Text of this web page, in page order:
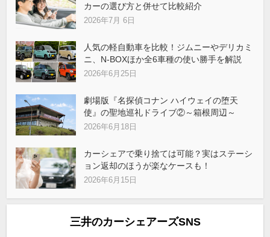
カーの選び方と併せて比較紹介
2026年7月 6日
人気の軽自動車を比較！ジムニーやデリカミ
ニ、N-BOXほか全6車種の使い勝手を解説
2026年6月25日
劇場版『名探偵コナン ハイウェイの堕天
使』の聖地巡礼ドライブ②～箱根周辺～
2026年6月18日
カーシェアで乗り捨ては可能？実はステーシ
ョン返却のほうが楽なケースも！
2026年6月15日
三井のカーシェアーズSNS